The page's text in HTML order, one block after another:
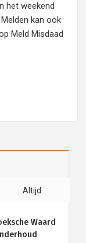
het weekend
kan ook
Meld Misdaad
Altijd
Waard